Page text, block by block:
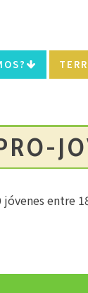
entre